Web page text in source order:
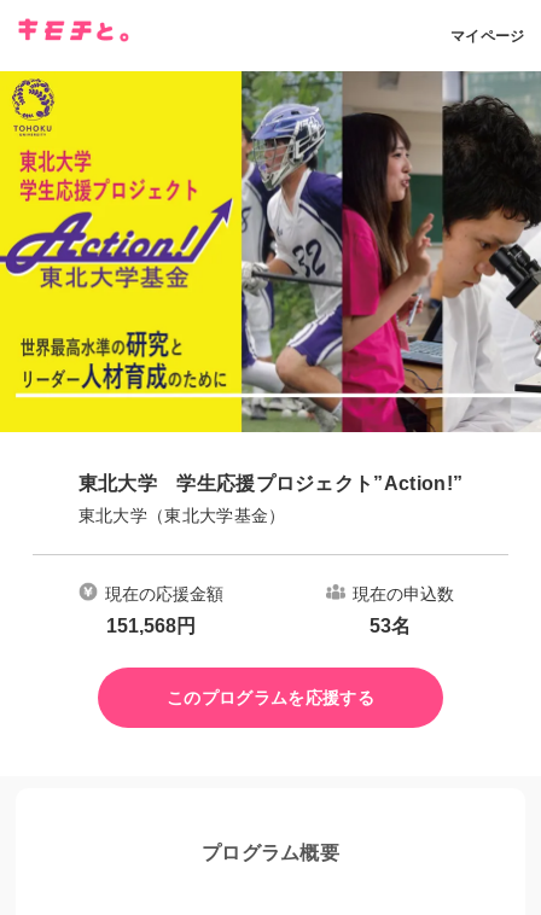
マイページ
東北大学 学生応援プロジェクト”Action!”
東北大学（東北大学基金）
現在の応援金額
151,568円
現在の申込数
53名
このプログラムを応援する
プログラム概要